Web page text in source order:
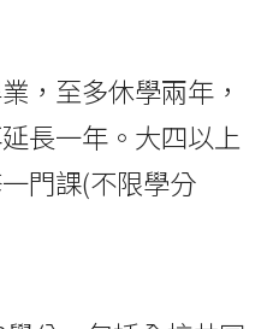
，至多休學兩年，
長一年。大四以上
門課(不限學分